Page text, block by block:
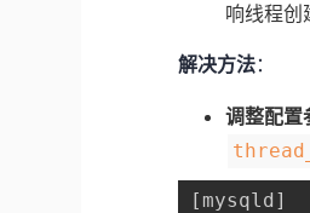
响线程创
解决方法：
调整配置
[mysqld]